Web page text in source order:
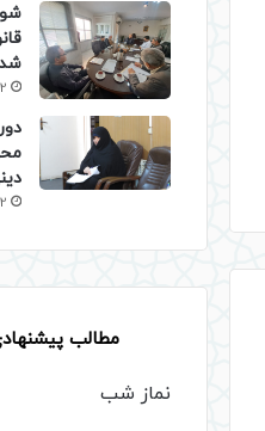
2 روز پیش
2 روز پیش
مطالب
نماز شب